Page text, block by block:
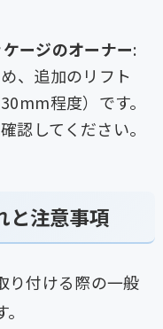
ージのオーナー:
、追加のリフト
程度）です。
認してください。
と注意事項
り付ける際の一般